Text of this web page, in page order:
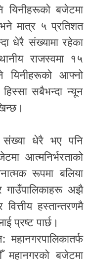
बजेटमा
मात्र ५ प्रतिशत
धेरै संख्यामा रहेका
राजस्वमा १५
यिनीहरूको आफ्नो
सबैभन्दा न्यून
धेरै भए पनि
आत्मनिर्भरताको
रूपमा बलिया
गाउँपालिकाहरू अझै
हस्तान्तरणमै
प्रष्ट पार्छ।
महानगरको बजेटमा